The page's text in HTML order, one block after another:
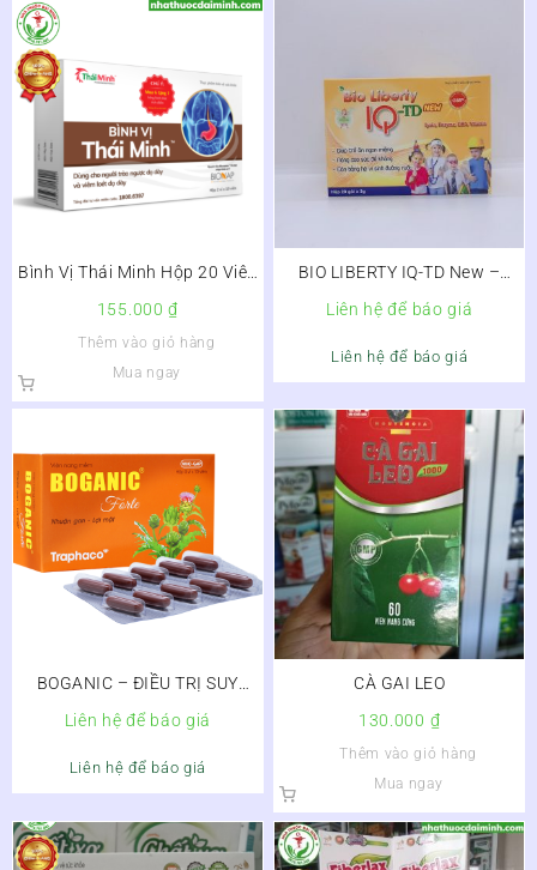
Bình Vị Thái Minh Hộp 20 Viên
Loét Dạ Dày
155.000₫
Thêm vào giỏ hàng
Mua ngay
BIO LIBERTY IQ-TD New –
TĂNG CƯỜNG TIÊU HÓA
Liên hệ để báo giá
Liên hệ để báo giá
BOGANIC – ĐIỀU TRỊ SUY
GIẢM CHỨC NĂNG GAN
Liên hệ để báo giá
Liên hệ để báo giá
CÀ GAI LEO
130.000 ₫
Thêm vào giỏ hàng
Mua ngay